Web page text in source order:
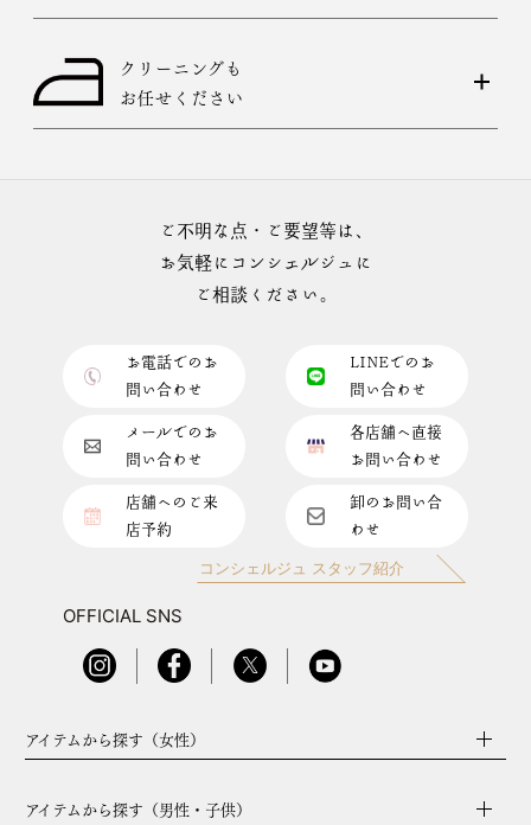
クリーニングも
お任せください
ご不明な点・ご要望等は、
お気軽にコンシェルジュに
ご相談ください。
お電話でのお
問い合わせ
LINEでのお
問い合わせ
メールでのお
問い合わせ
各店舗へ直接
お問い合わせ
店舗へのご来
店予約
卸のお問い合
わせ
コンシェルジュ スタッフ紹介
OFFICIAL SNS
アイテムから探す（女性）
アイテムから探す（男性・子供）